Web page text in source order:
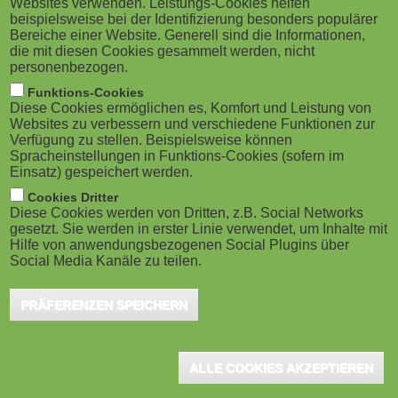
M
o
b
i
l
e
)
g
a
o
n
Frankfurt a.M., März 2025 - Dieses neue
Online-Self-Assessment von studiumdigitale
ermöglicht es, die eigenen digitalen
Fähigkeiten einzuschätzen und zu erfahren, in welchen
Bereichen noch Entwicklungspotenzial besteht.
Basierend auf den Ergebnissen erhalten die
Anwender:innen maßgeschneiderte Empfehlungen für
Weiterbildungsangebote, die genau auf die jeweiligen
Bedürfnisse abgestimmt sind. Im Rahmen einer ersten
Pilotierung sind alle Interessierten eingeladen, das
OSA zu erproben und die eigenen digitalen
Kompetenzen einzuschätzen.
Sie dient dazu, das Angebot auf Grundlage der Rückmeldungen
Websites verwenden. Leistungs-Cookies helfen
beispielsweise bei der Identifizierung besonders populärer
Bereiche einer Website. Generell sind die Informationen,
die mit diesen Cookies gesammelt werden, nicht
personenbezogen.
Funktions-Cookies
Diese Cookies ermöglichen es, Komfort und Leistung von
Websites zu verbessern und verschiedene Funktionen zur
Verfügung zu stellen. Beispielsweise können
Spracheinstellungen in Funktions-Cookies (sofern im
Einsatz) gespeichert werden.
Cookies Dritter
Diese Cookies werden von Dritten, z.B. Social Networks
gesetzt. Sie werden in erster Linie verwendet, um Inhalte mit
Hilfe von anwendungsbezogenen Social Plugins über
Social Media Kanäle zu teilen.
PRÄFERENZEN SPEICHERN
ALLE COOKIES AKZEPTIEREN